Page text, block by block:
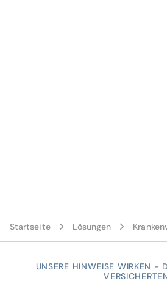
Startseite Lösungen
UNSERE HINWEISE WIRKEN -